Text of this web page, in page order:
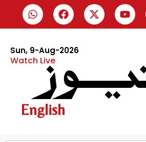
Sun, 9-Aug-2026
Watch Live
English